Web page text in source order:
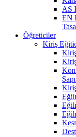
AS
EN
Öğreticiler
Kiriş